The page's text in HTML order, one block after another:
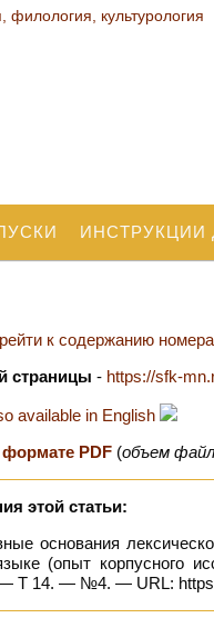
ИНСТРУКЦИИ
к содержанию
страницы - https://sfk-
available in English
PDF (объем
этой статьи:
основания
(опыт корпусного
Т 14. — №4. — URL: